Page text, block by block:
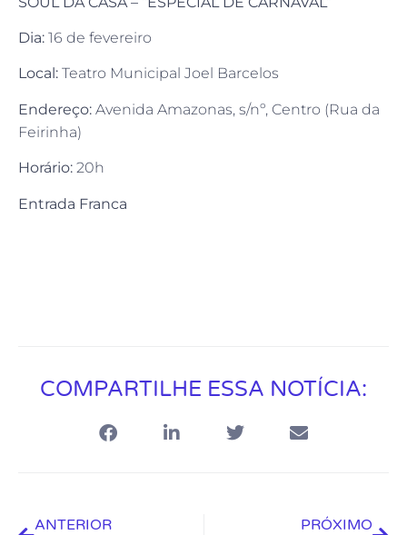
Dia: 16 de fevereiro
Local: Teatro Municipal Joel Barcelos
Endereço: Avenida Amazonas, s/nº, Centro (Rua da
Feirinha)
Horário: 20h
Entrada Franca
COMPARTILHE ESSA NOTÍCIA:
ANTERIOR PRÓXIMO